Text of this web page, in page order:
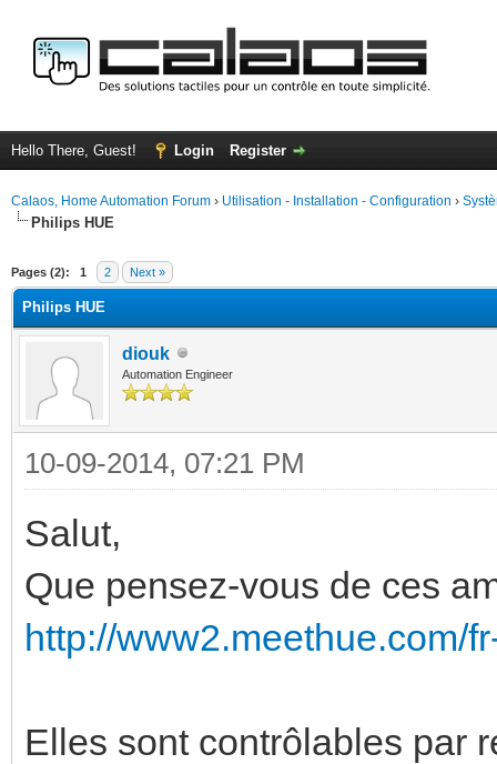
Hello There, Guest! Login Register
Calaos, Home Automation Forum › Utilisation - Installation - Configuration ›
Philips HUE
Pages (2): 1 2 Next »
Philips HUE
diouk
Automation Engineer
10-09-2014, 07:21 PM
Salut,
Que pensez-vous de ces
http://www2.meethue.com/
Elles sont contrôlables par